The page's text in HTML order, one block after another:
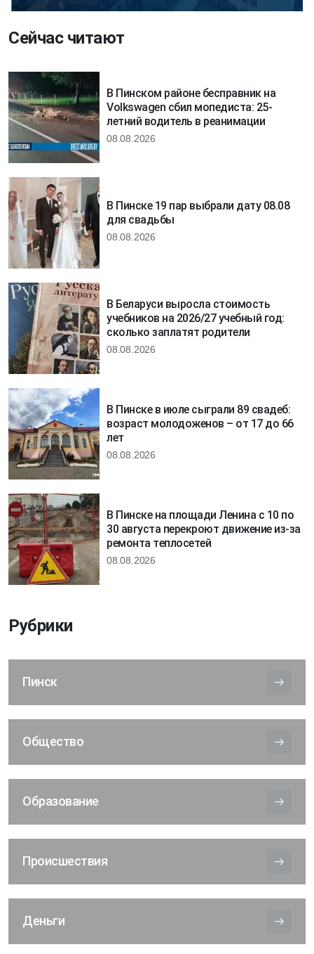
Сейчас читают
В Пинском районе бесправник на
Volkswagen сбил мопедиста: 25-
летний водитель в реанимации
08.08.2026
В Пинске 19 пар выбрали дату 08.08
для свадьбы
08.08.2026
В Беларуси выросла стоимость
учебников на 2026/27 учебный год:
сколько заплатят родители
08.08.2026
В Пинске в июле сыграли 89 свадеб:
возраст молодоженов – от 17 до 66
лет
08.08.2026
В Пинске на площади Ленина с 10 по
30 августа перекроют движение из-за
ремонта теплосетей
08.08.2026
Рубрики
Пинск
Общество
Образование
Происшествия
Деньги